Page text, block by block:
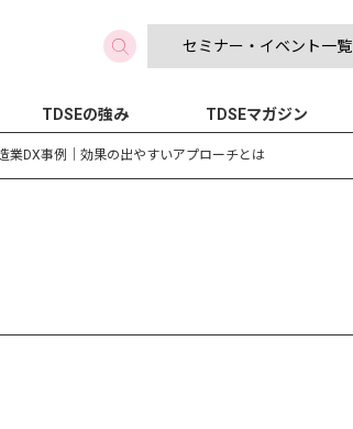
セミナー・イベント一覧
TDSEの強み TDSEマガジン
業DX事例｜効果の出やすいアプローチとは